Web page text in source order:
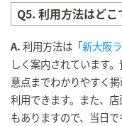
Q5. 利用方法はどこ
A.利用方法は「新大阪
しく案内されています
意点までわかりやすく
利用できます。また、
もありますので、当日で